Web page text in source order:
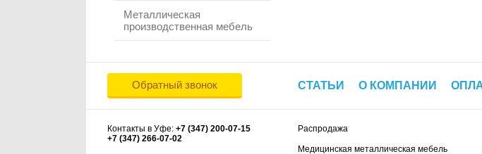
Металлическая
производственная мебель
Обратный звонок СТАТЬИ О КОМПАНИИ
Контакты в Уфе: +7 (347) 200-07-15
+7 (347) 266-07-02
Распродажа
Медицинская металлическая мебель